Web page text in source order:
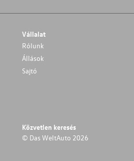
Vállalat
Rólunk
Állások
Sajtó
Közvetlen keresés
© Das WeltAuto 2026